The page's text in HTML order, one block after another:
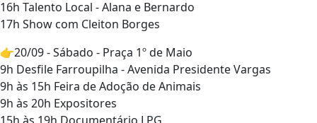
16h Talento Local - Alana e Bernardo
17h Show com Cleiton Borges
👉20/09 - Sábado - Praça 1º de Maio
9h Desfile Farroupilha - Avenida Presidente Vargas
9h às 15h Feira de Adoção de Animais
9h às 20h Expositores